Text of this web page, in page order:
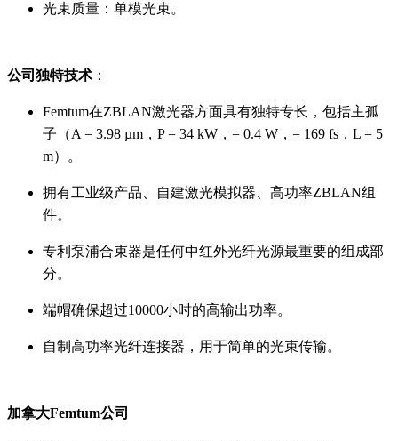
光束质量：单模光束。
公司独特技术 ：
Femtum在ZBLAN激光器方面具有独特专长，包括主孤
子（A = 3.98 µm，P = 34 kW，= 0.4 W，= 169 fs，L = 5
m）。
拥有工业级产品、自建激光模拟器、高功率ZBLAN组
件。
专利泵浦合束器是任何中红外光纤光源最重要的组成部
分。
端帽确保超过10000小时的高输出功率。
自制高功率光纤连接器，用于简单的光束传输。
加拿大Femtum公司